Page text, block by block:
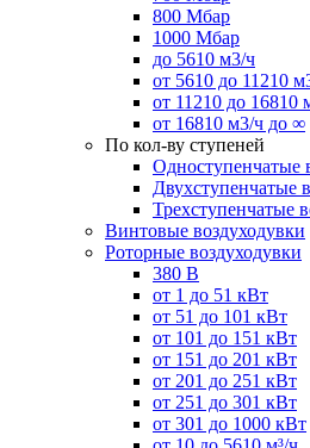
800 Мбар
1000 Мбар
до 5610 м3/ч
от 5610 до 11210
от 11210 до 16810
от 16810 м3/ч до ∞
По кол-ву ступеней
Одноступенчатые
Двухступенчатые
Трехступенчатые
Винтовые воздуходувки
Роторные воздуходувки
380 В
от 1 до 51 кВт
от 51 до 101 кВт
от 101 до 151 кВт
от 151 до 201 кВт
от 201 до 251 кВт
от 251 до 301 кВт
от 301 до 1000 кВт